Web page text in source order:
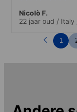
Nicolò F.
22 jaar oud / Italy
1